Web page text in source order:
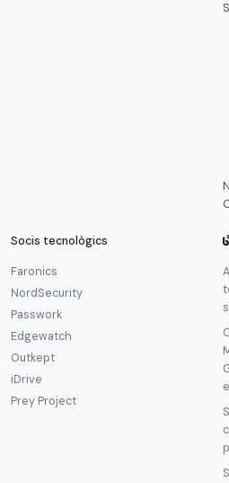
Socis tecnològics
Faronics
NordSecurity
Passwork
Edgewatch
Outkept
iDrive
Prey Project